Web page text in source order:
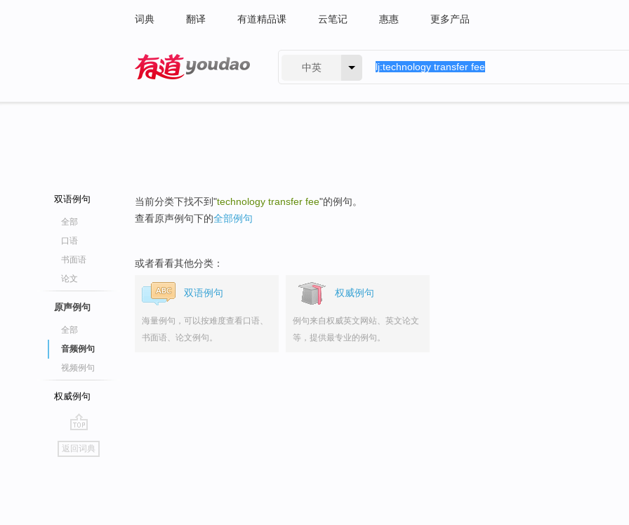
词典 翻译 有道精品课 云笔记 惠惠 更多产品
中英
双语例句
全部
口语
书面语
论文
原声例句
全部
音频例句
视频例句
权威例句
go
top
返回词典
当前分类下找不到"technology transfer fee"的例句。
查看原声例句下的全部例句
或者看看其他分类：
双语例句
海量例句，可以按难度查看口语、
书面语、论文例句。
权威例句
例句来自权威英文网站、英文论文
等，提供最专业的例句。